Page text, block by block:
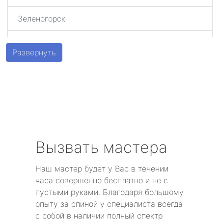
Зеленогорск
Шушары
Песочный
Левашово
Лисий Нос
Развернуть
Вызвать мастера
Наш мастер будет у Вас в течении
часа совершенно бесплатно и не с
пустыми руками. Благодаря большому
опыту за спиной у специалиста всегда
с собой в наличии полный спектр